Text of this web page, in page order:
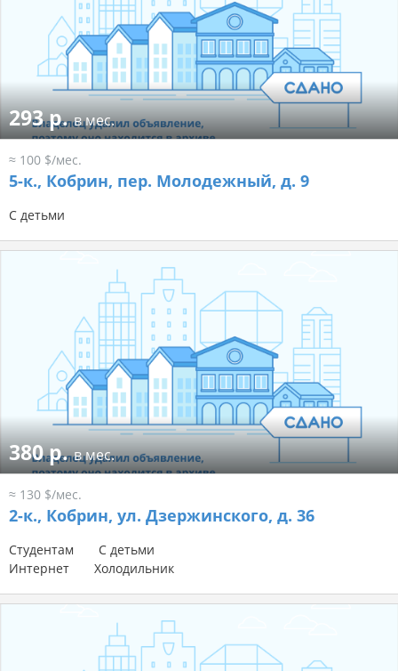
293 р.в мес.
≈ 100 $/мес.
5-к., Кобрин, пер. Молодежный, д. 9
С детьми
380 р.в мес.
≈ 130 $/мес.
2-к., Кобрин, ул. Дзержинского, д. 36
Студентам
С детьми
Интернет
Холодильник